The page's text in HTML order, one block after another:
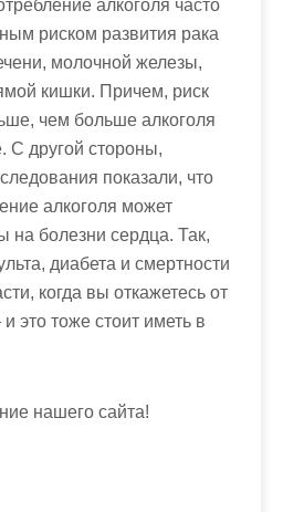
алкоголя часто
риском развития рака
молочной железы,
кишки. Причем, риск
чем больше алкоголя
С другой стороны,
показали, что
алкоголя может
на болезни сердца. Так,
диабета и смертности
когда вы откажетесь от
это тоже стоит иметь в
нашего сайта!